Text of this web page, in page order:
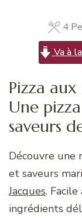
4
Va à
Pizza
Une
saveurs
Découvre
et saveurs
Jacques.
ingrédients